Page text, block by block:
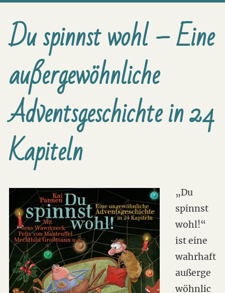
Du spinnst wohl – Eine
außergewöhnliche
Adventsgeschichte in 24
Kapiteln
„Du
spinnst
wohl!“
ist eine
wahrhaft
außerge
wöhnlic